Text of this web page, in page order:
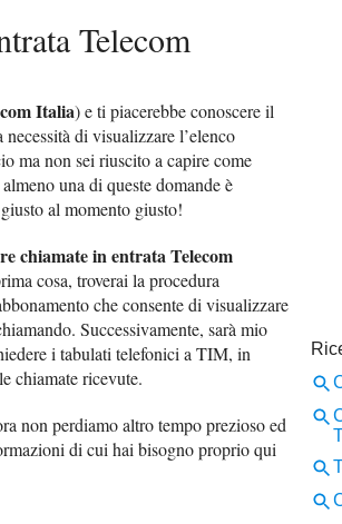
Telecom
Italia) e ti piacerebbe conoscere il
di visualizzare l’elenco
ma non sei riuscito a capire come
una di queste domande è
al momento giusto!
chiamate in entrata Telecom
cosa, troverai la procedura
che consente di visualizzare
Successivamente, sarà mio
i tabulati telefonici a TIM, in
chiamate ricevute.
non perdiamo altro tempo prezioso ed
di cui hai bisogno proprio qui